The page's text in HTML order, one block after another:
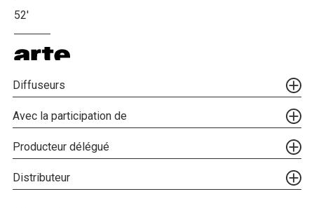
52'
Diffuseurs
Avec la participation de
Producteur délégué
Distributeur